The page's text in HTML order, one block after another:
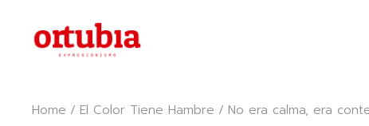
content
Home El Color Tiene Hambre No era calma, era